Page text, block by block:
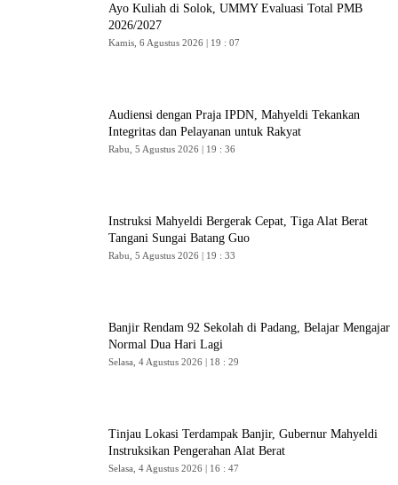
Ayo Kuliah di Solok, UMMY Evaluasi Total PMB
2026/2027
Kamis, 6 Agustus 2026 | 19 : 07
Audiensi dengan Praja IPDN, Mahyeldi Tekankan
Integritas dan Pelayanan untuk Rakyat
Rabu, 5 Agustus 2026 | 19 : 36
Instruksi Mahyeldi Bergerak Cepat, Tiga Alat Berat
Tangani Sungai Batang Guo
Rabu, 5 Agustus 2026 | 19 : 33
Banjir Rendam 92 Sekolah di Padang, Belajar Mengajar
Normal Dua Hari Lagi
Selasa, 4 Agustus 2026 | 18 : 29
Tinjau Lokasi Terdampak Banjir, Gubernur Mahyeldi
Instruksikan Pengerahan Alat Berat
Selasa, 4 Agustus 2026 | 16 : 47